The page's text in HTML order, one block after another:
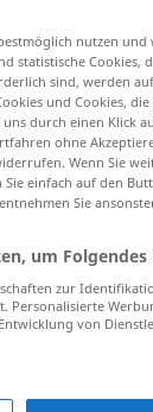
nutzen
statistische Cookies,
sind, werden
und Cookies,
durch einen Klick
ohne
Wenn Sie
einfach auf den
Sie
um
zur
von